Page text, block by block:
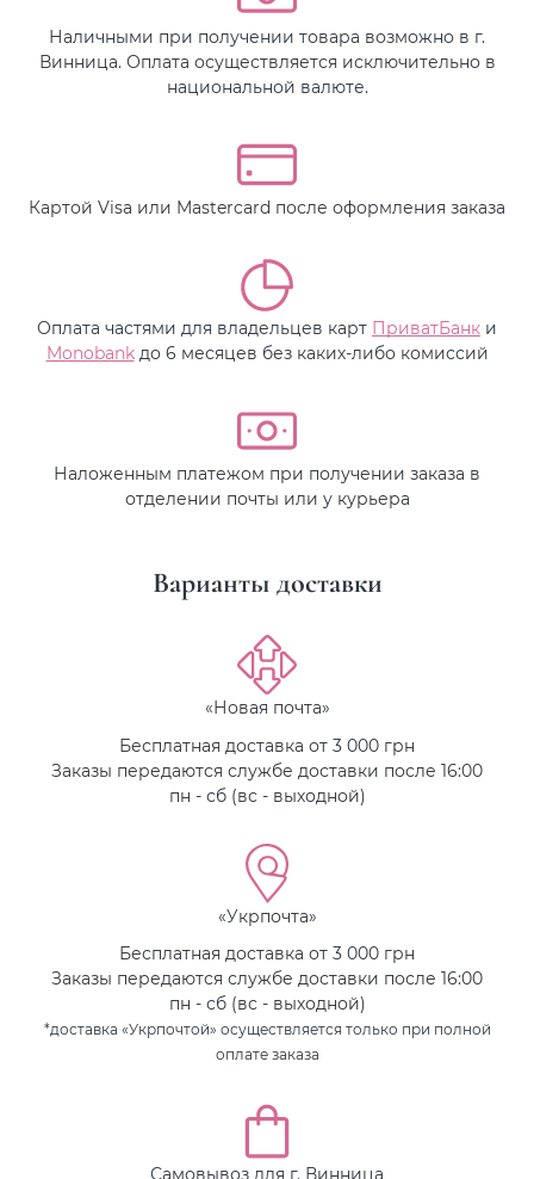
Наличными при получении товара возможно в г.
Винница. Оплата осуществляется исключительно в
национальной валюте.
Картой Visa или Mastercard после оформления заказа
Оплата частями для владельцев карт ПриватБанк и
Monobankдо 6 месяцев без каких-либо комиссий
Наложенным платежом при получении заказа в
отделении почты или у курьера
Варианты доставки
«Новая почта»
Бесплатная доставка от 3 000 грн
Заказы передаются службе доставки после 16:00
пн - сб (вс - выходной)
«Укрпочта»
Бесплатная доставка от 3 000 грн
Заказы передаются службе доставки после 16:00
пн - сб (вс - выходной)
*доставка «Укрпочтой» осуществляется только при полной
оплате заказа
Самовывоз для г. Винница